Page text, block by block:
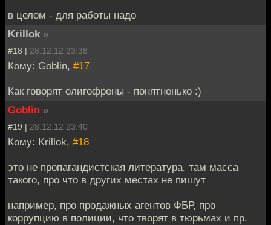
в целом - для работы надо
Krillok »
#18 | 28.12.12 23:38
Кому: Goblin, #17
Как говорят олигофрены - понятненько :)
Goblin »
#19 | 28.12.12 23:40
Кому: Krillok, #18
это не пропагандистская литература, там масса
такого, про что в других местах не пишут
например, про продажных агентов ФБР, про
коррупцию в полиции, что творят в тюрьмах и пр.